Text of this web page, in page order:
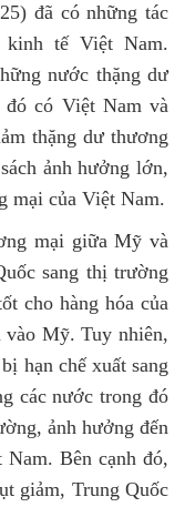
đã có những tác
kinh tế Việt Nam.
nước thặng dư
đó có Việt Nam và
thặng dư thương
ảnh hưởng lớn,
mại của Việt Nam.
mại giữa Mỹ và
sang thị trường
cho hàng hóa của
vào Mỹ. Tuy nhiên,
hạn chế xuất sang
các nước trong đó
ảnh hưởng đến
Bên cạnh đó,
giảm, Trung Quốc